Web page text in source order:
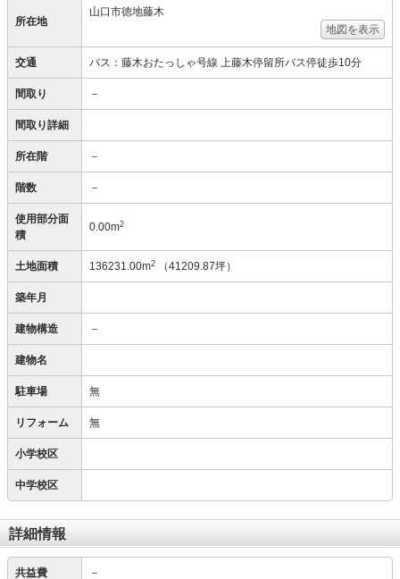
所在地
山口市徳地藤木
地図を表示
交通 バス：藤木おたっしゃ号線 上藤木停留所バス停徒歩10分
間取り －
間取り詳細
所在階 －
階数 －
使用部分面
積
0.00m2
土地面積 136231.00m2 （41209.87坪）
築年月
建物構造 －
建物名
駐車場 無
リフォーム 無
小学校区
中学校区
詳細情報
共益費 －